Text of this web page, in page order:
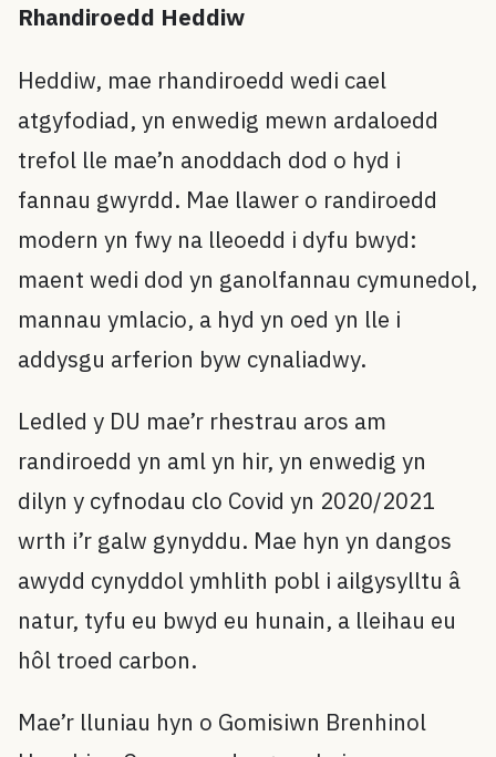
Rhandiroedd Heddiw
Heddiw, mae rhandiroedd wedi cael
atgyfodiad, yn enwedig mewn ardaloedd
trefol lle mae’n anoddach dod o hyd i
fannau gwyrdd. Mae llawer o randiroedd
modern yn fwy na lleoedd i dyfu bwyd:
maent wedi dod yn ganolfannau cymunedol,
mannau ymlacio, a hyd yn oed yn lle i
addysgu arferion byw cynaliadwy.
Ledled y DU mae’r rhestrau aros am
randiroedd yn aml yn hir, yn enwedig yn
dilyn y cyfnodau clo Covid yn 2020/2021
wrth i’r galw gynyddu. Mae hyn yn dangos
awydd cynyddol ymhlith pobl i ailgysylltu â
natur, tyfu eu bwyd eu hunain, a lleihau eu
hôl troed carbon.
Mae’r lluniau hyn o Gomisiwn Brenhinol